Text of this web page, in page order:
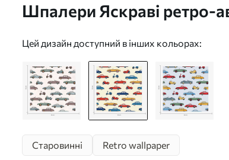
Шпалери Яскраві ретро-
Цей дизайн доступний в інших кольорах:
Старовинні Retro wallpaper